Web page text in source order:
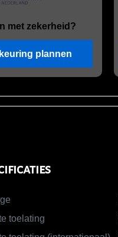
met zekerheid?
plannen
toelating